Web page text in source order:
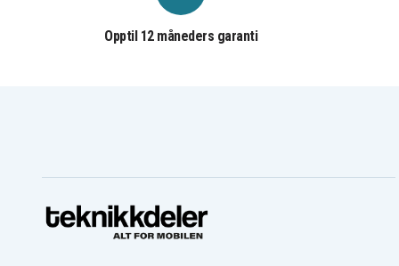
Opptil 12 måneders garanti